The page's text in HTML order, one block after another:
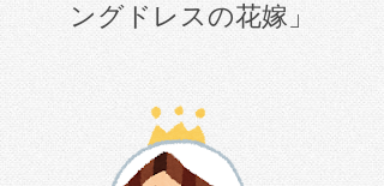
ングドレスの花嫁」